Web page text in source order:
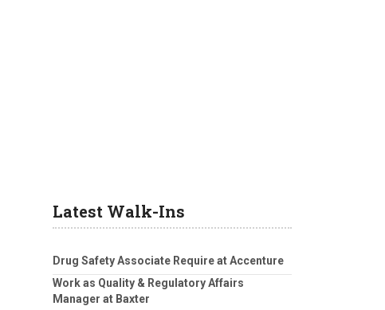
Latest Walk-Ins
Drug Safety Associate Require at Accenture
Work as Quality & Regulatory Affairs
Manager at Baxter